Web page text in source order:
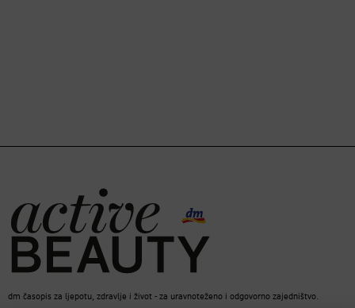
dm časopis za ljepotu, zdravlje i život - za uravnoteženo i odgovorno zajedništvo.